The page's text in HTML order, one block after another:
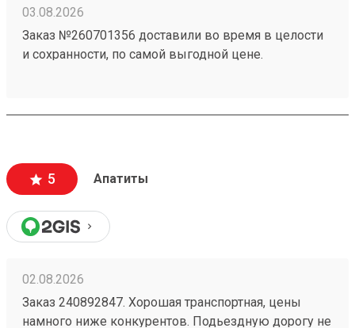
03.08.2026
Заказ №260701356 доставили во время в целости
и сохранности, по самой выгодной цене.
5 Апатиты
02.08.2026
Заказ 240892847. Хорошая транспортная, цены
намного ниже конкурентов. Подьездную дорогу не